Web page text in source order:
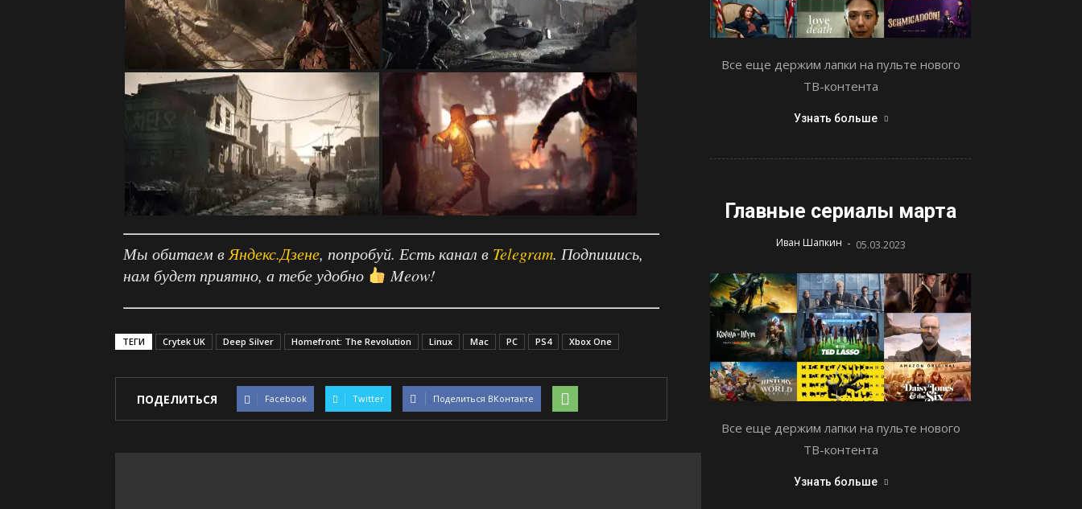
Мы обитаем в Яндекс.Дзене, попробуй. Есть канал в Telegram. Подпишись,
нам будет приятно, а тебе удобно
Meow!
ТЕГИ Crytek UK Deep Silver Homefront: The Revolution Linux Mac PC PS4 Xbox One
ПОДЕЛИТЬСЯ Facebook Twitter Поделиться ВКонтакте
Все еще держим лапки на пульте нового
ТВ-контента
Узнать больше
Главные сериалы марта
Иван Шапкин - 05.03.2023
Все еще держим лапки на пульте нового
ТВ-контента
Узнать больше